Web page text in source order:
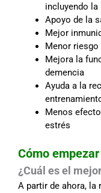
incluyendo la
Apoyo de la
Mejor
Menor riesgo
Mejora la
demencia
Ayuda a la
Menos
estrés
Cómo
¿Cuál es el
A partir de ahora, la